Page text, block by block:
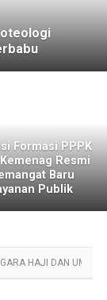
Formasi PPPK
Resmi
Baru
Publik
HAJI DAN UMROH